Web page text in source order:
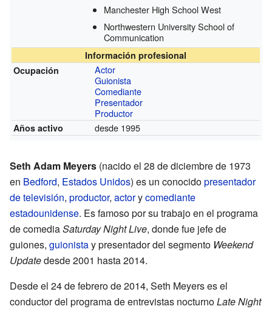
Manchester High School West
Northwestern University School of
Communication
Información profesional
Ocupación
Actor
Guionista
Comediante
Presentador
Productor
Años activo desde 1995
Seth Adam Meyers (nacido el 28 de diciembre de 1973
en Bedford, Estados Unidos) es un conocidopresentador
de televisión, productor, actorycomediante
estadounidense. Es famoso por su trabajo en el programa
de comediaSaturday Night Live, donde fue jefe de
guiones, guionistay presentador del segmento Weekend
Updatedesde 2001 hasta 2014.
Desde el 24 de febrero de 2014, Seth Meyers es el
conductor del programa de entrevistas nocturnoLate Night